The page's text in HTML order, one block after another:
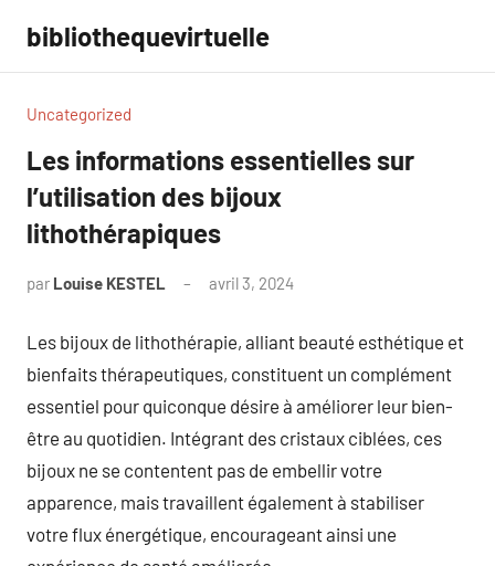
contenu
bibliothequevirtuelle
Uncategorized
Les informations essentielles sur
l’utilisation des bijoux
lithothérapiques
par Louise KESTEL avril 3, 2024
Les bijoux de lithothérapie, alliant beauté esthétique et
bienfaits thérapeutiques, constituent un complément
essentiel pour quiconque désire à améliorer leur bien-
être au quotidien. Intégrant des cristaux ciblées, ces
bijoux ne se contentent pas de embellir votre
apparence, mais travaillent également à stabiliser
votre flux énergétique, encourageant ainsi une